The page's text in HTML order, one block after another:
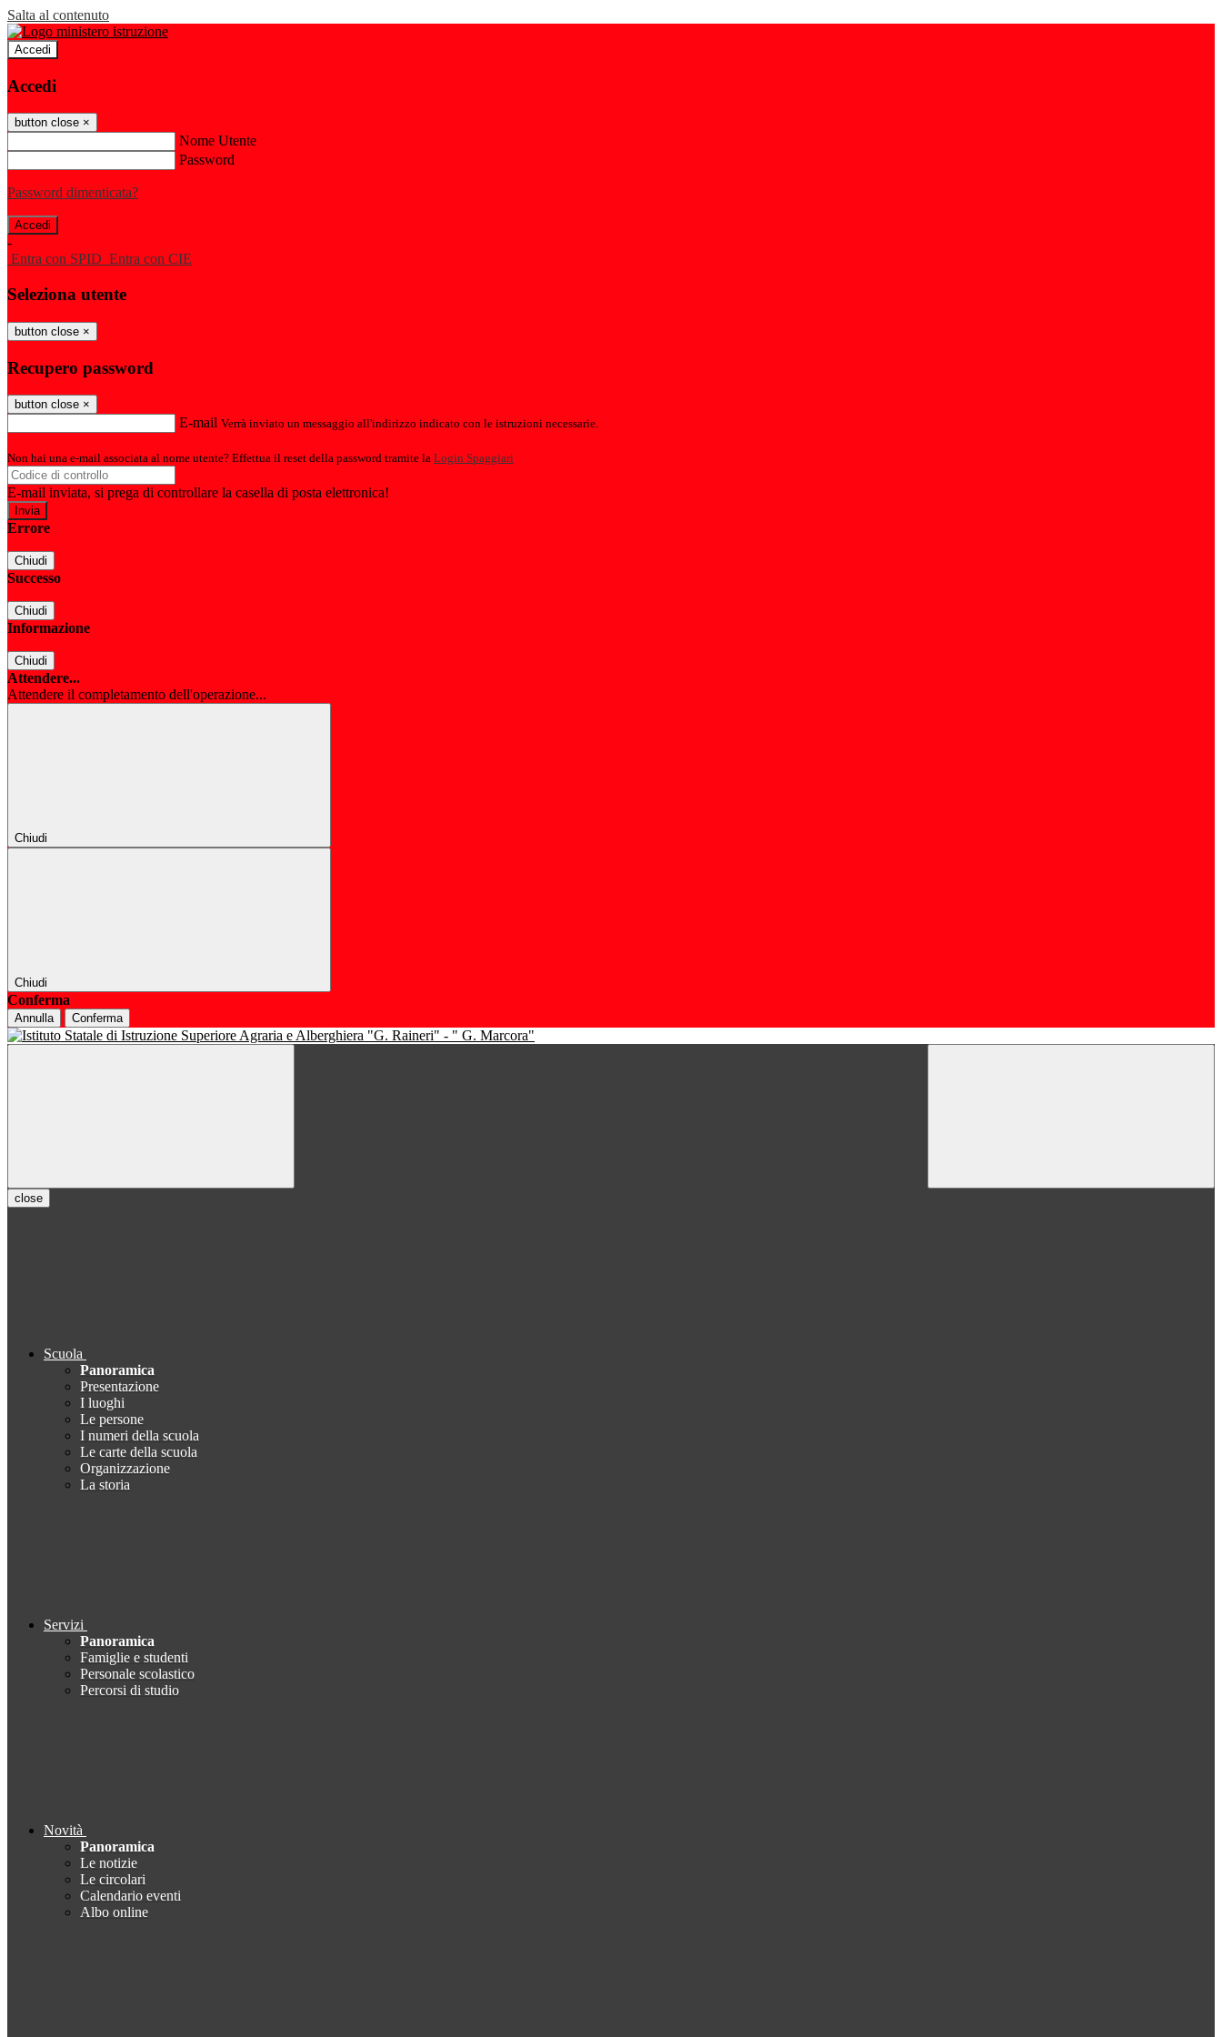
Salta al contenuto
Accedi
Accedi
button close ×
Nome Utente
Password
Password dimenticata?
-
Entra con SPID Entra con CIE
Seleziona utente
button close ×
Recupero password
button close ×
E-mail Verrà inviato un messaggio all'indirizzo indicato con le istruzioni necessarie.
Non hai una e-mail associata al nome utente? Effettua il reset della password tramite la Login Spaggiari
E-mail inviata, si prega di controllare la casella di posta elettronica!
Errore
Chiudi
Successo
Chiudi
Informazione
Chiudi
Attendere...
Attendere il completamento dell'operazione...
Chiudi
Chiudi
Conferma
Annulla Conferma
close
Scuola
Panoramica
Presentazione
I luoghi
Le persone
I numeri della scuola
Le carte della scuola
Organizzazione
La storia
Servizi
Panoramica
Famiglie e studenti
Personale scolastico
Percorsi di studio
Novità
Panoramica
Le notizie
Le circolari
Calendario eventi
Albo online